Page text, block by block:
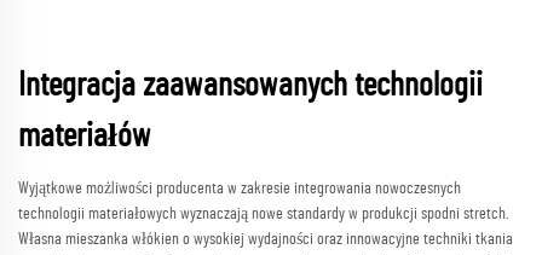
Integracja zaawansowanych technologii
materiałów
Wyjątkowe możliwości producenta w zakresie integrowania nowoczesnych
technologii materiałowych wyznaczają nowe standardy w produkcji spodni stretch.
Własna mieszanka włókien o wysokiej wydajności oraz innowacyjne techniki tkania